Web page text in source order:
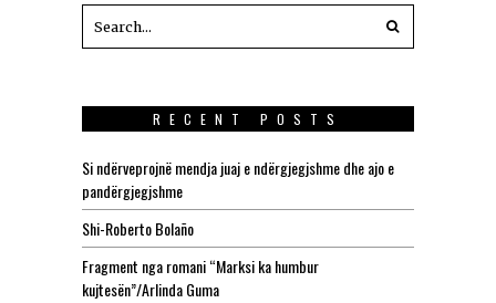
RECENT POSTS
Si ndërveprojnë mendja juaj e ndërgjegjshme dhe ajo e
pandërgjegjshme
Shi-Roberto Bolaño
Fragment nga romani “Marksi ka humbur
kujtesën”/Arlinda Guma